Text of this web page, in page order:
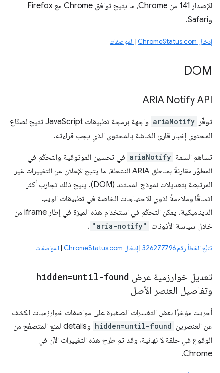
الإصدار 141 من Chrome، ما يتيح توافق Chrome مع Firefox
وSafari.
إدخال ChromeStatus.com |المواصفات
DOM
ARIA Notify API
توفّر ariaNotify
واجهة برمجة تطبيقات JavaScript تتيح لصنّاع
المحتوى إخبار قارئ الشاشة بالمحتوى الذي يجب قراءته.
تساهم السمة ariaNotify في تحسين الموثوقية والتحكّم في
المطوّر مقارنةً بمناطق ARIA النشطة، ما يتيح الإعلان عن التغييرات غير
المرتبطة بتعديلات نموذج المستند (DOM). يتيح ذلك تجارب أكثر
اتساقًا وملاءمةً لذوي الاحتياجات الخاصة في تطبيقات الويب
الديناميكية. يمكن التحكّم في استخدام هذه الميزة في إطار iframe من
خلال سياسة الأذونات
"aria-notify"
.
تتبُّع الخطأ رقم 326277796 |إدخال ChromeStatus.com |المواصفات
تعديل خوارزمية عرض hidden=until-found
وتفاصيل العنصر الأصل
أجريت مؤخرًا بعض التغييرات الصغيرة على مواصفات خوارزميات الكشف
عن العنصرين hidden=until-found
وdetails لمنع المتصفّح من
الوقوع في حلقة لا نهائية، وقد تم طرح هذه التغييرات الآن في
Chrome.